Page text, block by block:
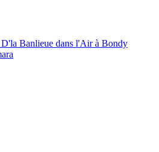
Banlieue dans l'Air à Bondy